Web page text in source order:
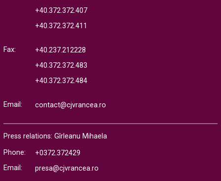
+40.372.372.407
+40.372.372.411
Fax:
+40.237.212228
+40.372.372.483
+40.372.372.484
Email: contact@cjvrancea.ro
Press relations: Gîrleanu Mihaela
Phone:
+0372.372429
Email:
presa@cjvrancea.ro